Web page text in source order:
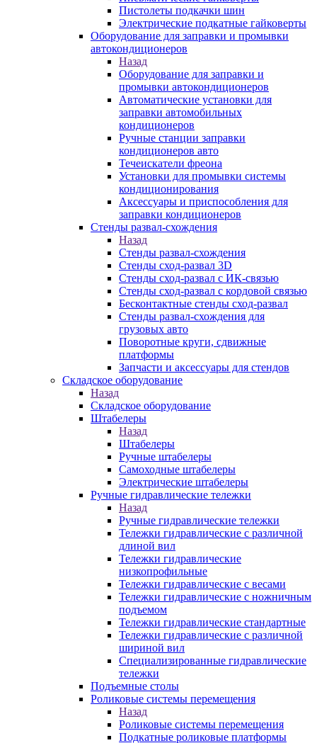
Пистолеты подкачки шин
Электрические подкатные гайковерты
Оборудование для заправки и промывки
автокондиционеров
Назад
Оборудование для заправки и
промывки автокондиционеров
Автоматические установки для
заправки автомобильных
кондиционеров
Ручные станции заправки
кондиционеров авто
Течеискатели фреона
Установки для промывки системы
кондиционирования
Аксессуары и приспособления для
заправки кондиционеров
Стенды развал-схождения
Назад
Стенды развал-схождения
Стенды сход-развал 3D
Стенды сход-развал с ИК-связью
Стенды сход-развал с кордовой связью
Бесконтактные стенды сход-развал
Стенды развал-схождения для
грузовых авто
Поворотные круги, сдвижные
платформы
Запчасти и аксессуары для стендов
Складское оборудование
Назад
Складское оборудование
Штабелеры
Назад
Штабелеры
Ручные штабелеры
Самоходные штабелеры
Электрические штабелеры
Ручные гидравлические тележки
Назад
Ручные гидравлические тележки
Тележки гидравлические с различной
длиной вил
Тележки гидравлические
низкопрофильные
Тележки гидравлические с весами
Тележки гидравлические с ножничным
подъемом
Тележки гидравлические стандартные
Тележки гидравлические с различной
шириной вил
Специализированные гидравлические
тележки
Подъемные столы
Роликовые системы перемещения
Назад
Роликовые системы перемещения
Подкатные роликовые платформы